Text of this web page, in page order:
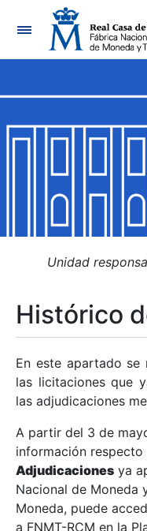
Mostrar/Ocultar
Mostrar/Ocultar
Mostrar/Ocultar
Mostrar/Ocultar
Mostrar/Ocultar
Mostrar/Ocultar
Unidad
Histórico
En este apartado se
las licitaciones que
las adjudicaciones
A partir del 3 de
información respecto
Adjudicaciones ya
Nacional de Moneda
Moneda, puede
a FNMT-RCM en la